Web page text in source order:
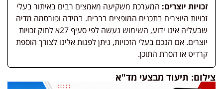
זכויות יוצרים: המערכת משקיעה מאמצים רבים באיתור בעלי
זכויות היוצרים בתכנים המופצים ברבים. במידה ופורסמה מדיה
שבעליה אינו ידוע, השימוש נעשה לפי סעיף 27א לחוק זכויות
יוצרים. אם הנכם בעלי הזכויות, ניתן לפנות אלינו לצורך הוספת
קרדיט או הסרת התוכן.
צילום: תיעוד מבצעי מד"א